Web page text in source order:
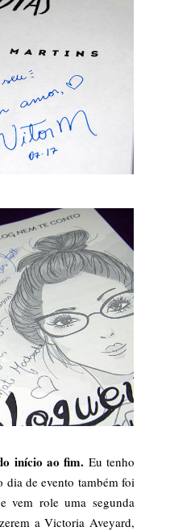
início ao fim. Eu tenho
dia de evento também foi
vem role uma segunda
a Victoria Aveyard,